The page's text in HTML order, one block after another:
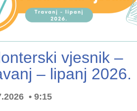
vjesnik –
– lipanj 2026.
9:15